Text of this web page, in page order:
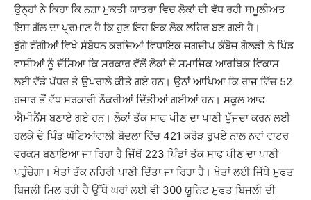
ਉਨ੍ਹਾਂ ਨੇ ਕਿਹਾ ਕਿ ਨਸ਼ਾ ਮੁਕਤੀ ਯਾਤਰਾ ਵਿਚ ਲੋਕਾਂ ਦੀ ਵੱਧ ਰਹੀ ਸਮੂਲੀਅਤ
ਇਸ ਗੱਲ ਦਾ ਪ੍ਰਮਾਣ ਹੈ ਕਿ ਹੁਣ ਇਹ ਇਕ ਲੋਕ ਲਹਿਰ ਬਣ ਗਈ ਹੈ।
ਝੁੱਗੇ ਫੰਗੀਆਂ ਵਿਖੇ ਸੰਬੋਧਨ ਕਰਦਿਆਂ ਵਿਧਾਇਕ ਜਗਦੀਪ ਕੰਬੋਜ ਗੋਲਡੀ ਨੇ ਪਿੰਡ
ਵਾਸੀਆਂ ਨੂੰ ਦੱਸਿਆ ਕਿ ਸਰਕਾਰ ਵੱਲੋਂ ਲੋਕਾਂ ਦੇ ਸਮਾਜਿਕ ਆਰਥਿਕ ਵਿਕਾਸ
ਲਈ ਵੱਡੇ ਪੱਧਰ ਤੇ ਉਪਰਾਲੇ ਕੀਤੇ ਗਏ ਹਨ। ਉਨਾਂ ਆਖਿਆ ਕਿ ਰਾਜ ਵਿੱਚ 52
ਹਜਾਰ ਤੋਂ ਵੱਧ ਸਰਕਾਰੀ ਨੌਕਰੀਆਂ ਦਿੱਤੀਆਂ ਗਈਆਂ ਹਨ। ਸਕੂਲ ਆਫ
ਐਮੀਨੈਂਸ ਬਣਾਏ ਗਏ ਹਨ। ਲੋਕਾਂ ਤੱਕ ਸਾਫ ਪੀਣ ਦਾ ਪਾਣੀ ਪੁੱਜਦਾ ਕਰਨ ਲਈ
ਹਲਕੇ ਦੇ ਪਿੰਡ ਘੱਟਿਆਂਵਾਲੀ ਬੋਦਲਾ ਵਿੱਚ 421 ਕਰੋੜ ਰੁਪਏ ਨਾਲ ਨਵਾਂ ਵਾਟਰ
ਵਰਕਸ ਬਣਾਇਆ ਜਾ ਰਿਹਾ ਹੈ ਜਿੱਥੋਂ 223 ਪਿੰਡਾਂ ਤੱਕ ਸਾਫ ਪੀਣ ਦਾ ਪਾਣੀ
ਪਹੁੰਚੇਗਾ। ਖੇਤਾਂ ਤੱਕ ਨਹਿਰੀ ਪਾਣੀ ਦਿੱਤਾ ਜਾ ਰਿਹਾ ਹੈ। ਖੇਤਾਂ ਲਈ ਜਿੱਥੇ ਮੁਫਤ
ਬਿਜਲੀ ਮਿਲ ਰਹੀ ਹੈ ਉੱਥੇ ਘਰਾਂ ਲਈ ਵੀ 300 ਯੂਨਿਟ ਮੁਫਤ ਬਿਜਲੀ ਦੀ